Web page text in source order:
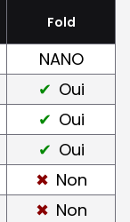
Fold
NANO
Oui
Oui
Oui
Non
Non